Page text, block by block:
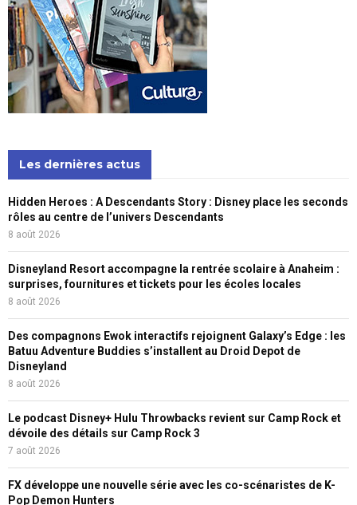
Les dernières actus
Hidden Heroes : A Descendants Story : Disney place les seconds
rôles au centre de l’univers Descendants
8 août 2026
Disneyland Resort accompagne la rentrée scolaire à Anaheim :
surprises, fournitures et tickets pour les écoles locales
8 août 2026
Des compagnons Ewok interactifs rejoignent Galaxy’s Edge : les
Batuu Adventure Buddies s’installent au Droid Depot de
Disneyland
8 août 2026
Le podcast Disney+ Hulu Throwbacks revient sur Camp Rock et
dévoile des détails sur Camp Rock 3
7 août 2026
FX développe une nouvelle série avec les co-scénaristes de K-
Pop Demon Hunters